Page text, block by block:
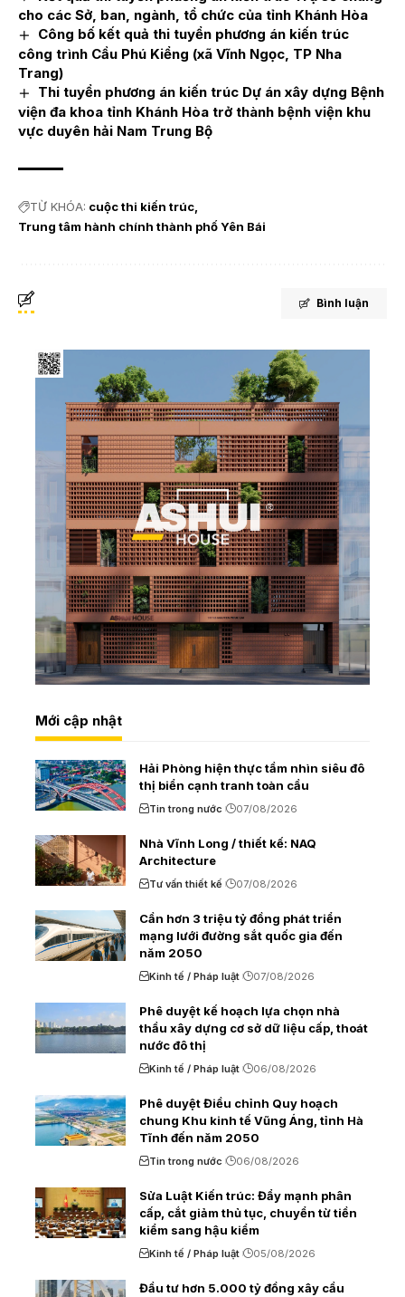
cho các Sở, ban, ngành, tổ chức của tỉnh Khánh Hòa
Công bố kết quả thi tuyển phương án kiến trúc
công trình Cầu Phú Kiểng (xã Vĩnh Ngọc, TP Nha
Trang)
Thi tuyển phương án kiến trúc Dự án xây dựng Bệnh
viện đa khoa tỉnh Khánh Hòa trở thành bệnh viện khu
vực duyên hải Nam Trung Bộ
TỪ KHÓA: cuộc thi kiến trúc
Trung tâm hành chính thành phố Yên Bái
Bình luận
Mới cập nhật
Hải Phòng hiện thực tầm nhìn siêu đô
thị biển cạnh tranh toàn cầu
Tin trong nước 07/08/2026
Nhà Vĩnh Long / thiết kế: NAQ
Architecture
Tư vấn thiết kế 07/08/2026
Cần hơn 3 triệu tỷ đồng phát triển
mạng lưới đường sắt quốc gia đến
năm 2050
Kinh tế / Pháp luật 07/08/2026
Phê duyệt kế hoạch lựa chọn nhà
thầu xây dựng cơ sở dữ liệu cấp, thoát
nước đô thị
Kinh tế / Pháp luật 06/08/2026
Phê duyệt Điều chỉnh Quy hoạch
chung Khu kinh tế Vũng Áng, tỉnh Hà
Tĩnh đến năm 2050
Tin trong nước 06/08/2026
Sửa Luật Kiến trúc: Đẩy mạnh phân
cấp, cắt giảm thủ tục, chuyển từ tiền
kiểm sang hậu kiểm
Kinh tế / Pháp luật 05/08/2026
Đầu tư hơn 5.000 tỷ đồng xây cầu